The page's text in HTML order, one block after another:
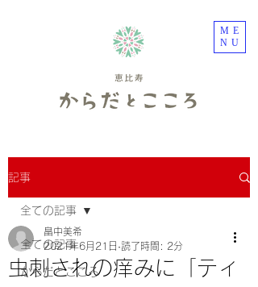
ME
NU
記事
全ての記事
からだとこころ
全ての記事
虫刺されの痒みに「ティ
畠中美希
2021年6月21日 読了時間: 2分